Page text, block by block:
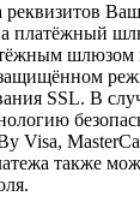
реквизитов
платёжный
шлюзом
SSL. В
Visa,
также